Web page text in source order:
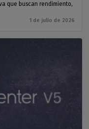
que buscan rendimiento,
1 de julio de 2026